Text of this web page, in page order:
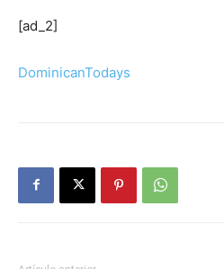
[ad_2]
DominicanTodays